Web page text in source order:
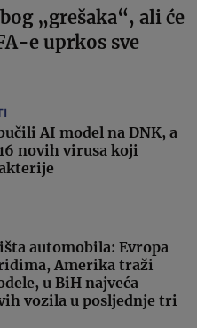
„grešaka“, ali će
e uprkos sve
AI model na DNK, a
novih virusa koji
automobila: Evropa
Amerika traži
u BiH najveća
vozila u posljednje tri